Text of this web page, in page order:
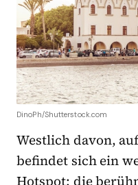
DinoPh/Shutterstock.com
Westlich davon,
befindet sich ein
Hotspot: die